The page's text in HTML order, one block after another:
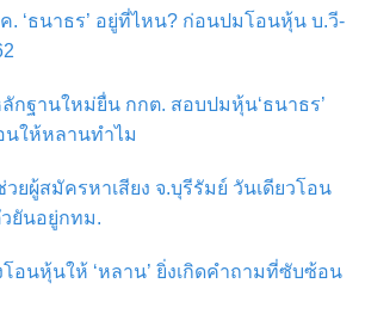
. ‘ธนาธร’ อยู่ที่ไหน? ก่อนปมโอนหุ้น บ.วี-
กฐานใหม่ยื่น กกต. สอบปมหุ้น‘ธนาธร’
นให้หลานทำไม
วยผู้สมัครหาเสียง จ.บุรีรัมย์ วันเดียวโอน
วยันอยู่กทม.
โอนหุ้นให้ ‘หลาน’ ยิ่งเกิดคำถามที่ซับซ้อน